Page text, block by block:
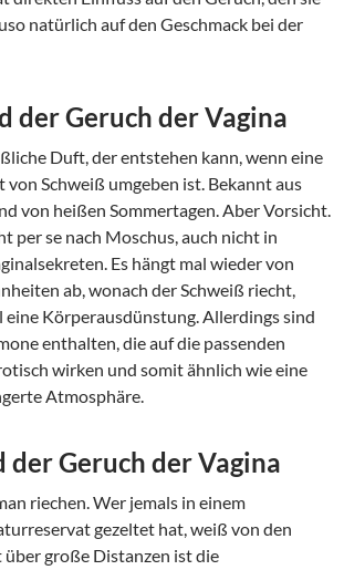
natürlich auf den Geschmack bei der
der Geruch der Vagina
Duft, der entstehen kann, wenn eine
von Schweiß umgeben ist. Bekannt aus
von heißen Sommertagen. Aber Vorsicht.
per se nach Moschus, auch nicht in
Es hängt mal wieder von
ab, wonach der Schweiß riecht,
eine Körperausdünstung. Allerdings sind
enthalten, die auf die passenden
wirken und somit ähnlich wie eine
Atmosphäre.
der Geruch der Vagina
riechen. Wer jemals in einem
gezeltet hat, weiß von den
über große Distanzen ist die